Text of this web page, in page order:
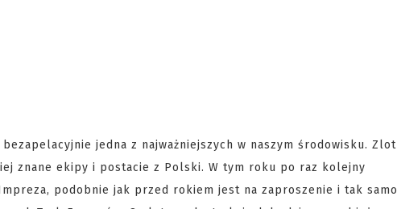
jedna z najważniejszych w naszym środowisku. Zlot
znane ekipy i postacie z Polski. W tym roku po raz kolejny
podobnie jak przed rokiem jest na zaproszenie i tak samo